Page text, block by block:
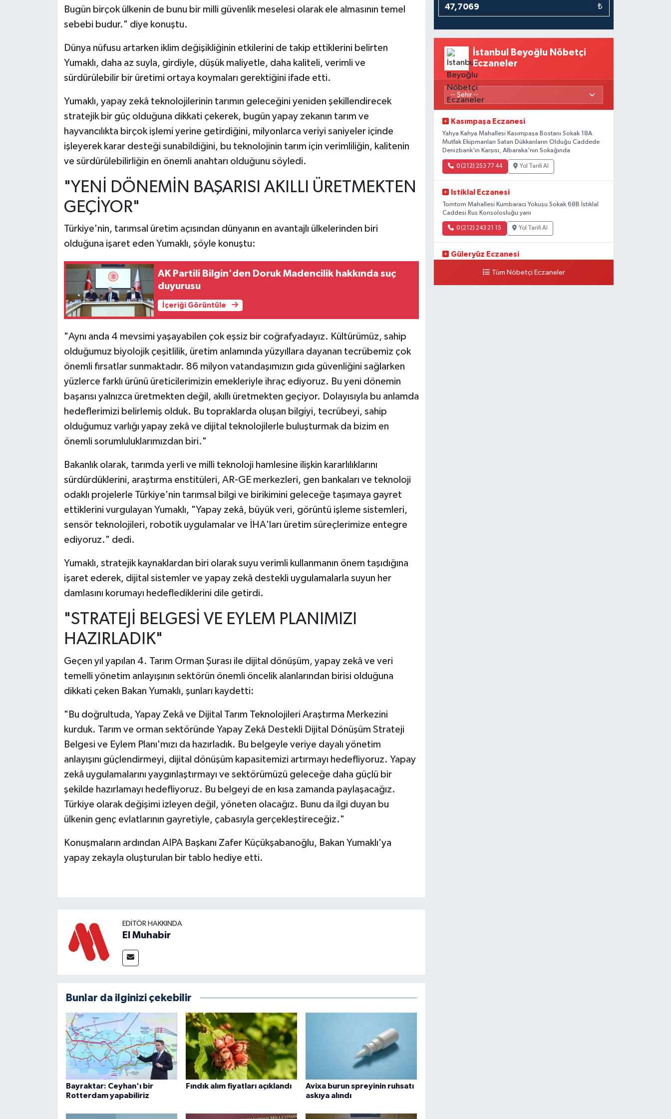
Bugün birçok ülkenin de bunu bir milli güvenlik meselesi olarak ele almasının temel
sebebi budur." diye konuştu.
Dünya nüfusu artarken iklim değişikliğinin etkilerini de takip ettiklerini belirten
Yumaklı, daha az suyla, girdiyle, düşük maliyetle, daha kaliteli, verimli ve
sürdürülebilir bir üretimi ortaya koymaları gerektiğini ifade etti.
Yumaklı, yapay zekâ teknolojilerinin tarımın geleceğini yeniden şekillendirecek
stratejik bir güç olduğuna dikkati çekerek, bugün yapay zekanın tarım ve
hayvancılıkta birçok işlemi yerine getirdiğini, milyonlarca veriyi saniyeler içinde
işleyerek karar desteği sunabildiğini, bu teknolojinin tarım için verimliliğin, kalitenin
ve sürdürülebilirliğin en önemli anahtarı olduğunu söyledi.
"YENİ DÖNEMİN BAŞARISI AKILLI ÜRETMEKTEN
GEÇİYOR"
Türkiye'nin, tarımsal üretim açısından dünyanın en avantajlı ülkelerinden biri
olduğuna işaret eden Yumaklı, şöyle konuştu:
AK Partili Bilgin'den Doruk Madencilik hakkında suç
duyurusu
İçeriği Görüntüle
"Aynı anda 4 mevsimi yaşayabilen çok eşsiz bir coğrafyadayız. Kültürümüz, sahip
olduğumuz biyolojik çeşitlilik, üretim anlamında yüzyıllara dayanan tecrübemiz çok
önemli fırsatlar sunmaktadır. 86 milyon vatandaşımızın gıda güvenliğini sağlarken
yüzlerce farklı ürünü üreticilerimizin emekleriyle ihraç ediyoruz. Bu yeni dönemin
başarısı yalnızca üretmekten değil, akıllı üretmekten geçiyor. Dolayısıyla bu anlamda
hedeflerimizi belirlemiş olduk. Bu topraklarda oluşan bilgiyi, tecrübeyi, sahip
olduğumuz varlığı yapay zekâ ve dijital teknolojilerle buluşturmak da bizim en
önemli sorumluluklarımızdan biri."
Bakanlık olarak, tarımda yerli ve milli teknoloji hamlesine ilişkin kararlılıklarını
sürdürdüklerini, araştırma enstitüleri, AR-GE merkezleri, gen bankaları ve teknoloji
odaklı projelerle Türkiye'nin tarımsal bilgi ve birikimini geleceğe taşımaya gayret
ettiklerini vurgulayan Yumaklı, "Yapay zekâ, büyük veri, görüntü işleme sistemleri,
sensör teknolojileri, robotik uygulamalar ve İHA'ları üretim süreçlerimize entegre
ediyoruz." dedi.
Yumaklı, stratejik kaynaklardan biri olarak suyu verimli kullanmanın önem taşıdığına
işaret ederek, dijital sistemler ve yapay zekâ destekli uygulamalarla suyun her
damlasını korumayı hedeflediklerini dile getirdi.
"STRATEJİ BELGESİ VE EYLEM PLANIMIZI
HAZIRLADIK"
Geçen yıl yapılan 4. Tarım Orman Şurası ile dijital dönüşüm, yapay zekâ ve veri
temelli yönetim anlayışının sektörün önemli öncelik alanlarından birisi olduğuna
dikkati çeken Bakan Yumaklı, şunları kaydetti:
"Bu doğrultuda, Yapay Zekâ ve Dijital Tarım Teknolojileri Araştırma Merkezini
kurduk. Tarım ve orman sektöründe Yapay Zekâ Destekli Dijital Dönüşüm Strateji
Belgesi ve Eylem Planı'mızı da hazırladık. Bu belgeyle veriye dayalı yönetim
anlayışını güçlendirmeyi, dijital dönüşüm kapasitemizi artırmayı hedefliyoruz. Yapay
zekâ uygulamalarını yaygınlaştırmayı ve sektörümüzü geleceğe daha güçlü bir
şekilde hazırlamayı hedefliyoruz. Bu belgeyi de en kısa zamanda paylaşacağız.
Türkiye olarak değişimi izleyen değil, yöneten olacağız. Bunu da ilgi duyan bu
ülkenin genç evlatlarının gayretiyle, çabasıyla gerçekleştireceğiz."
Konuşmaların ardından AIPA Başkanı Zafer Küçükşabanoğlu, Bakan Yumaklı'ya
yapay zekayla oluşturulan bir tablo hediye etti.
EDITÖR HAKKINDA
El Muhabir
Bunlar da ilginizi çekebilir
Bayraktar: Ceyhan'ı bir
Rotterdam yapabiliriz
Fındık alım fiyatları açıklandı
Avixa burun spreyinin ruhsatı
askıya alındı
₺
İstanbul Beyoğlu Nöbetçi
Eczaneler
Kasımpaşa Eczanesi
Yahya Kahya Mahallesi Kasımpaşa Bostanı Sokak 18A
Mutfak Ekipmanları Satan Dükkanların Olduğu Caddede
Denizbank'ın Karşısı, Albaraka'nın Sokağında
0 (212) 253 77 44 Yol Tarifi Al
Istiklal Eczanesi
Tomtom Mahallesi Kumbaracı Yokuşu Sokak 68B İstiklal
Caddesi Rus Konsolosluğu yanı
0 (212) 243 21 15 Yol Tarifi Al
Güleryüz Eczanesi
Arkası-kalaycıbahçe Meydana Doğru
Tüm Nöbetçi Eczaneler